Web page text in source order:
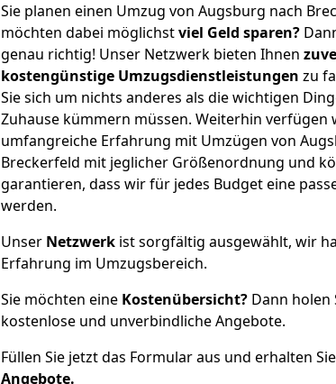
Sie planen einen Umzug von Augsburg nach
möchten dabei möglichstviel Geld sparen?
genau richtig! Unser Netzwerk bieten Ihnen
kostengünstige Umzugsdienstleistungen zu
Sie sich um nichts anderes als die wichtigen
Zuhause kümmern müssen. Weiterhin verfügen
umfangreiche Erfahrung mit Umzügen von
Breckerfeld mit jeglicher Größenordnung und
garantieren, dass wir für jedes Budget eine
werden.
Unser Netzwerk ist sorgfältig ausgewählt, wir
Erfahrung im Umzugsbereich.
Sie möchten eine Kostenübersicht? Dann holen
kostenlose und unverbindliche Angebote.
Füllen Sie jetzt das Formular aus und erhalten Sie
Angebote.